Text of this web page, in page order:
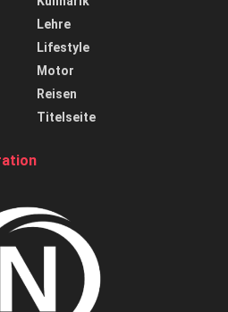
Lehre
Lifestyle
Motor
Reisen
Titelseite